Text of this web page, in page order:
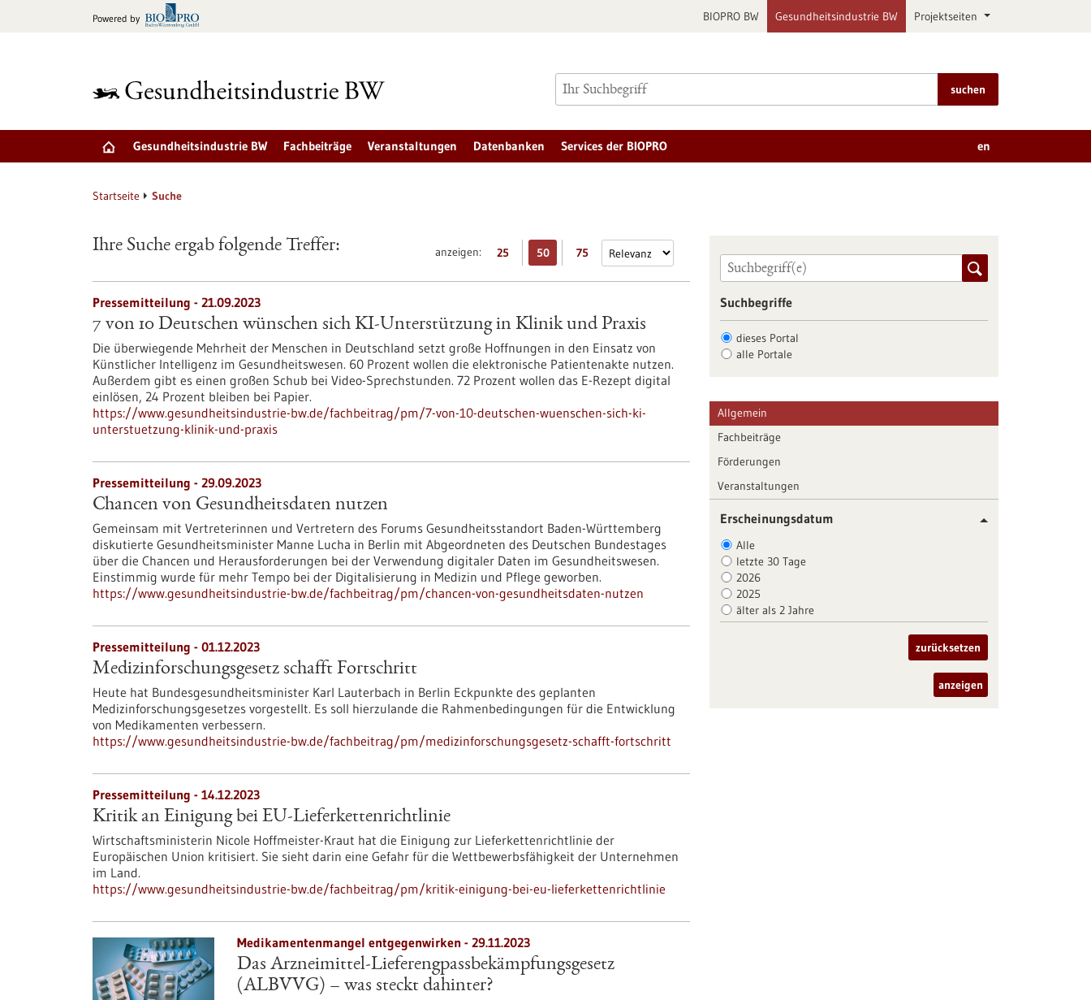
Powered by BIOPRO BW Gesundheitsindustrie BW Projektseiten
suchen
Gesundheitsindustrie BW Fachbeiträge Veranstaltungen Datenbanken Services der BIOPRO en
Startseite Suche
anzeigen: 25 50 75
Ihre Suche ergab folgende Treffer:
Pressemitteilung - 21.09.2023
7 von 10 Deutschen wünschen sich KI-Unterstützung in Klinik und Praxis
Die überwiegende Mehrheit der Menschen in Deutschland setzt große Hoffnungen in den Einsatz von
Künstlicher Intelligenz im Gesundheitswesen. 60 Prozent wollen die elektronische Patientenakte nutzen.
Außerdem gibt es einen großen Schub bei Video-Sprechstunden. 72 Prozent wollen das E-Rezept digital
einlösen, 24 Prozent bleiben bei Papier.
https://www.gesundheitsindustrie-bw.de/fachbeitrag/pm/7-von-10-deutschen-wuenschen-sich-ki-
unterstuetzung-klinik-und-praxis
Pressemitteilung - 29.09.2023
Chancen von Gesundheitsdaten nutzen
Gemeinsam mit Vertreterinnen und Vertretern des Forums Gesundheitsstandort Baden-Württemberg
diskutierte Gesundheitsminister Manne Lucha in Berlin mit Abgeordneten des Deutschen Bundestages
über die Chancen und Herausforderungen bei der Verwendung digitaler Daten im Gesundheitswesen.
Einstimmig wurde für mehr Tempo bei der Digitalisierung in Medizin und Pflege geworben.
https://www.gesundheitsindustrie-bw.de/fachbeitrag/pm/chancen-von-gesundheitsdaten-nutzen
Pressemitteilung - 01.12.2023
Medizinforschungsgesetz schafft Fortschritt
Heute hat Bundesgesundheitsminister Karl Lauterbach in Berlin Eckpunkte des geplanten
Medizinforschungsgesetzes vorgestellt. Es soll hierzulande die Rahmenbedingungen für die Entwicklung
von Medikamenten verbessern.
https://www.gesundheitsindustrie-bw.de/fachbeitrag/pm/medizinforschungsgesetz-schafft-fortschritt
Pressemitteilung - 14.12.2023
Kritik an Einigung bei EU-Lieferkettenrichtlinie
Wirtschaftsministerin Nicole Hoffmeister-Kraut hat die Einigung zur Lieferkettenrichtlinie der
Europäischen Union kritisiert. Sie sieht darin eine Gefahr für die Wettbewerbsfähigkeit der Unternehmen
im Land.
https://www.gesundheitsindustrie-bw.de/fachbeitrag/pm/kritik-einigung-bei-eu-lieferkettenrichtlinie
Medikamentenmangel entgegenwirken - 29.11.2023
Das Arzneimittel-Lieferengpassbekämpfungsgesetz
(ALBVVG) – was steckt dahinter?
Suchbegriffe
dieses Portal
alle Portale
Allgemein
Fachbeiträge
Förderungen
Veranstaltungen
Erscheinungsdatum
Alle
letzte 30 Tage
2026
2025
älter als 2 Jahre
zurücksetzen
anzeigen